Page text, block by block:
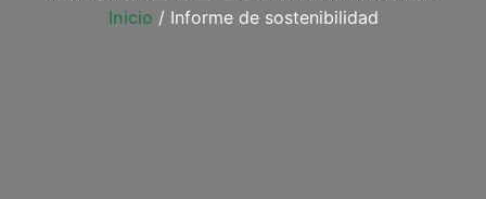
Inicio / Informe de sostenibilidad